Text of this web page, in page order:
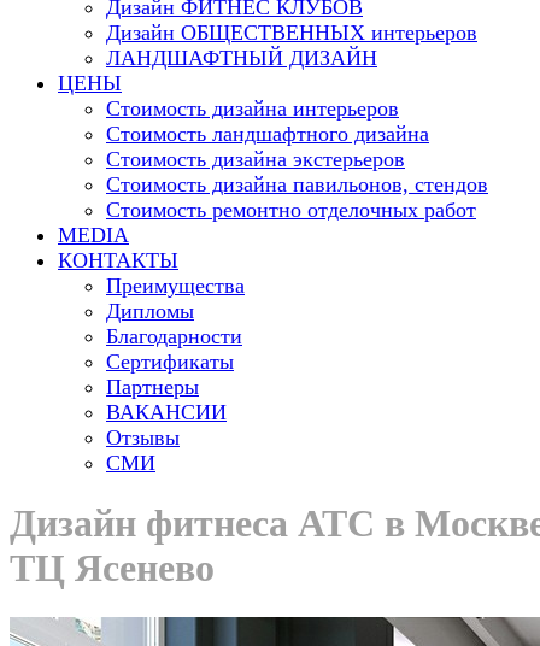
Дизайн ФИТНЕС КЛУБОВ
Дизайн ОБЩЕСТВЕННЫХ интерьеров
ЛАНДШАФТНЫЙ ДИЗАЙН
ЦЕНЫ
Стоимость дизайна интерьеров
Стоимость ландшафтного дизайна
Стоимость дизайна экстерьеров
Стоимость дизайна павильонов, стендов
Стоимость ремонтно отделочных работ
MEDIA
КОНТАКТЫ
Преимущества
Дипломы
Благодарности
Сертификаты
Партнеры
ВАКАНСИИ
Отзывы
СМИ
Дизайн фитнеса АТС в
ТЦ Ясенево